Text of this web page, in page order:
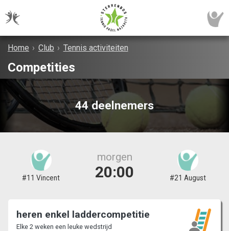
Home › Club › Tennis activiteiten
Competities
44 deelnemers
#11 Vincent
morgen
20:00 #21 August
heren enkel laddercompetitie
Elke 2 weken een leuke wedstrijd